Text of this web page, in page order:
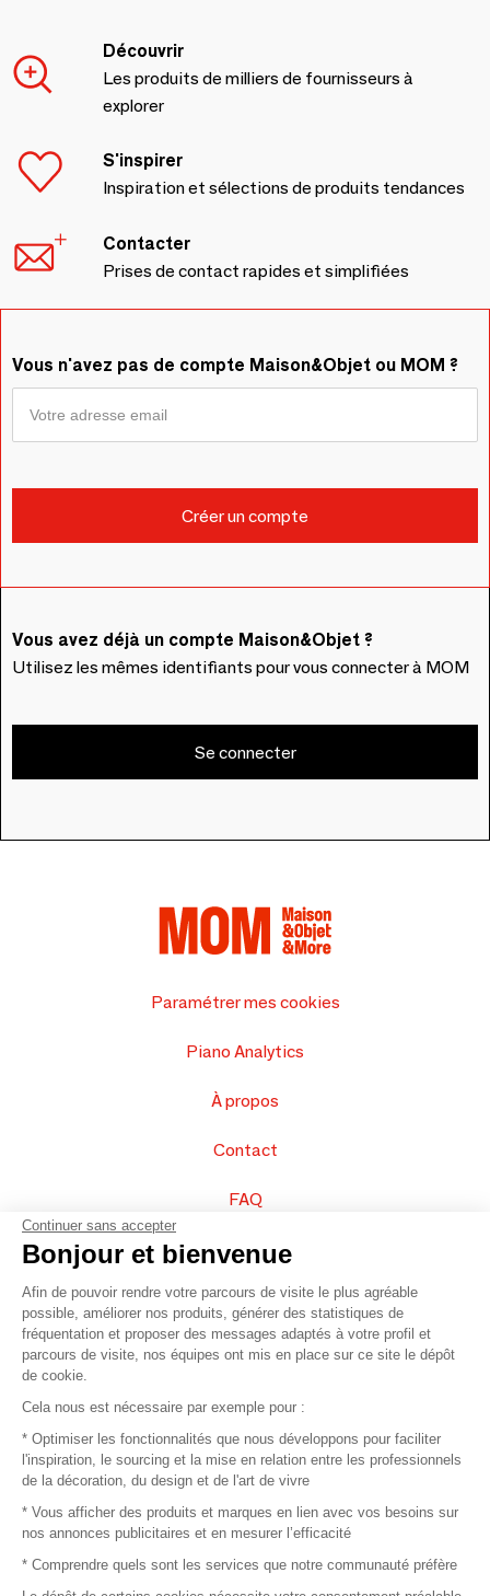
Découvrir
Les produits de milliers de fournisseurs à
explorer
S'inspirer
Inspiration et sélections de produits tendances
Contacter
Prises de contact rapides et simplifiées
Vous n'avez pas de compte Maison&Objet ou MOM ?
Vous avez déjà un compte Maison&Objet ?
Utilisez les mêmes identifiants pour vous connecter à MOM
Se connecter
Paramétrer mes cookies
Piano Analytics
À propos
Contact
FAQ
Vendez vos produits
Plan du site
© 2016 –Organisation SAFI
Recrutement
Continuer sans accepter
Bonjour et bienvenue
Afin de pouvoir rendre votre parcours de visite le plus agréable
possible, améliorer nos produits, générer des statistiques de
fréquentation et proposer des messages adaptés à votre profil et
parcours de visite, nos équipes ont mis en place sur ce site le dépôt
de cookie.
Cela nous est nécessaire par exemple pour :
* Optimiser les fonctionnalités que nous développons pour faciliter
l'inspiration, le sourcing et la mise en relation entre les professionnels
de la décoration, du design et de l'art de vivre
* Vous afficher des produits et marques en lien avec vos besoins sur
nos annonces publicitaires et en mesurer l’efficacité
* Comprendre quels sont les services que notre communauté préfère